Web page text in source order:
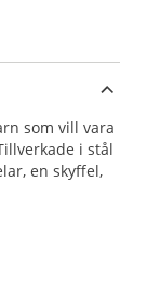
som vill vara
i stål
en skyffel,